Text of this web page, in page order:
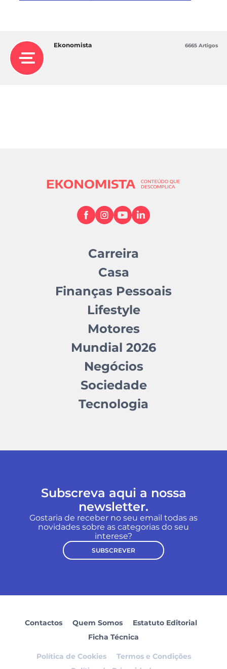
Ekonomista 6665 Artigos
Carreira
Casa
Finanças Pessoais
Lifestyle
Motores
Mundial 2026
Negócios
Sociedade
Tecnologia
Subscreva aqui a nossa
newsletter.
Gostaria de receber no seu email todas as
novidades sobre as categorias do seu
interese?
SUBSCREVER
Contactos Quem Somos
Estatuto Editorial
Ficha Técnica
Política de Cookies
Termos e Condições